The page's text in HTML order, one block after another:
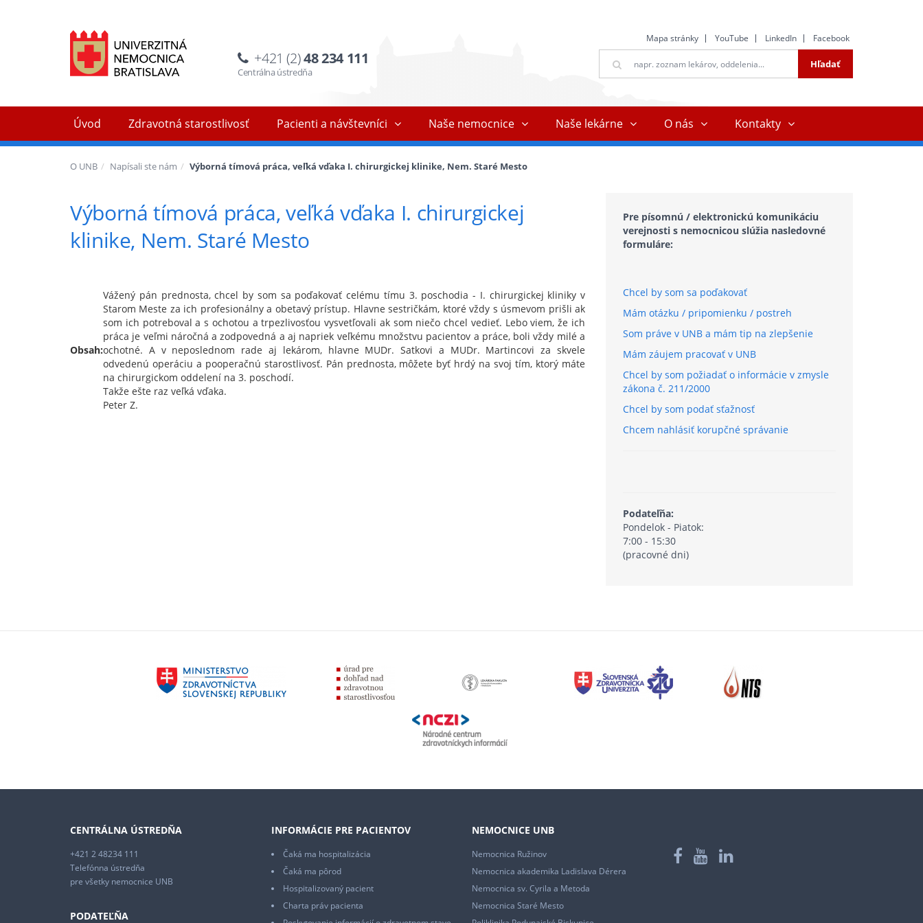
+421 (2)48 234 111
Centrálna ústredňa
Mapa stránky YouTube LinkedIn Facebook
vyhľadávanie
Hľadať
Úvod Zdravotná starostlivosť Pacienti a návštevníci Naše nemocnice Naše lekárne O nás Kontakty
O UNB Napísali ste nám Výborná tímová práca, veľká vďaka I. chirurgickej klinike, Nem. Staré Mesto
Výborná tímová práca, veľká vďaka I. chirurgickej
klinike, Nem. Staré Mesto
Obsah:
Vážený pán prednosta, chcel by som sa poďakovať celému tímu 3. poschodia - I. chirurgickej kliniky v
Starom Meste za ich profesionálny a obetavý prístup. Hlavne sestričkám, ktoré vždy s úsmevom prišli ak
som ich potreboval a s ochotou a trpezlivosťou vysvetľovali ak som niečo chcel vedieť. Lebo viem, že ich
práca je veľmi náročná a zodpovedná a aj napriek veľkému množstvu pacientov a práce, boli vždy milé a
ochotné. A v neposlednom rade aj lekárom, hlavne MUDr. Satkovi a MUDr. Martincovi za skvele
odvedenú operáciu a pooperačnú starostlivosť. Pán prednosta, môžete byť hrdý na svoj tím, ktorý máte
na chirurgickom oddelení na 3. poschodí.
Takže ešte raz veľká vďaka.
Peter Z.
Pre písomnú / elektronickú komunikáciu
verejnosti s nemocnicou slúžia nasledovné
formuláre:
Chcel by som sa poďakovať
Mám otázku / pripomienku / postreh
Som práve v UNB a mám tip na zlepšenie
Mám záujem pracovať v UNB
Chcel by som požiadať o informácie v zmysle
zákona č. 211/2000
Chcel by som podať sťažnosť
Chcem nahlásiť korupčné správanie
Podateľňa:
Pondelok - Piatok:
7:00 - 15:30
(pracovné dni)
CENTRÁLNA ÚSTREDŇA
+421 2 48234 111
Telefónna ústredňa
pre všetky nemocnice UNB
PODATEĽŇA
INFORMÁCIE PRE PACIENTOV
Čaká ma hospitalizácia
Čaká ma pôrod
Hospitalizovaný pacient
Charta práv pacienta
NEMOCNICE UNB
Nemocnica Ružinov
Nemocnica akademika Ladislava Dérera
Nemocnica sv. Cyrila a Metoda
Nemocnica Staré Mesto
Facebook
YouTube
LinkedIn